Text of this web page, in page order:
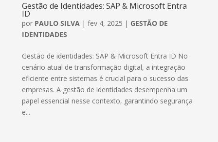
Gestão de Identidades: SAP & Microsoft Entra
ID
por PAULO SILVA| fev 4, 2025 | GESTÃO DE
IDENTIDADES
Gestão de identidades: SAP & Microsoft Entra ID No
cenário atual de transformação digital, a integração
eficiente entre sistemas é crucial para o sucesso das
empresas. A gestão de identidades desempenha um
papel essencial nesse contexto, garantindo segurança
e...